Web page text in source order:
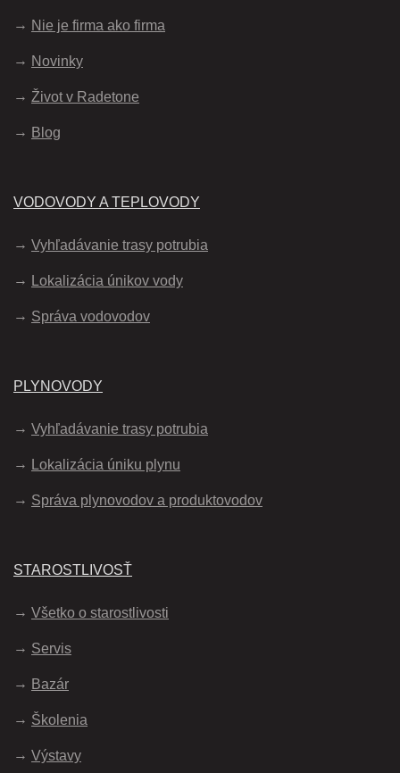
Nie je firma ako firma
Novinky
Život v Radetone
Blog
VODOVODY A TEPLOVODY
Vyhľadávanie trasy potrubia
Lokalizácia únikov vody
Správa vodovodov
PLYNOVODY
Vyhľadávanie trasy potrubia
Lokalizácia úniku plynu
Správa plynovodov a produktovodov
STAROSTLIVOSŤ
Všetko o starostlivosti
Servis
Bazár
Školenia
Výstavy